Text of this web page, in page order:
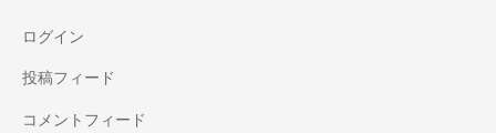
ログイン
投稿フィード
コメントフィード